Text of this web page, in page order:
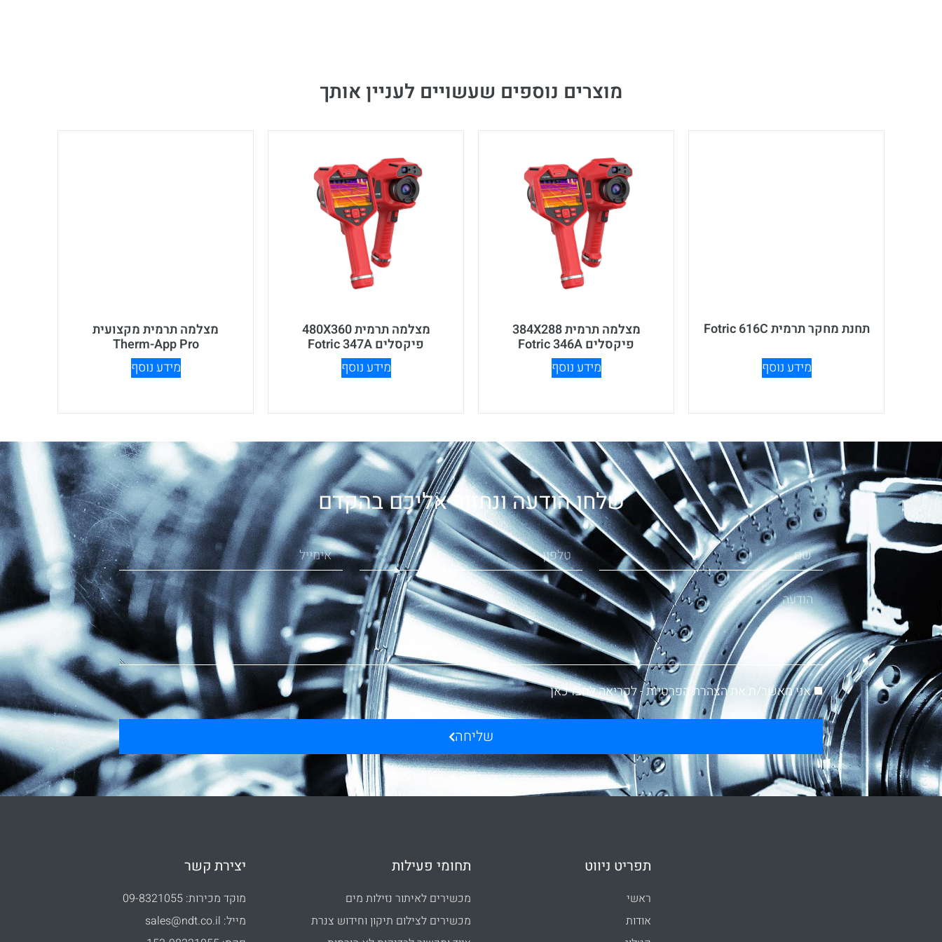
מוצרים נוספים שעשויים לעניין אותך
תחנת מחקר תרמית Fotric 616C
מידע נוסף
מצלמה תרמית 384X288
פיקסלים Fotric 346A
מידע נוסף
מצלמה תרמית 480X360
פיקסלים Fotric 347A
מידע נוסף
מצלמה תרמית מקצועית
Therm-App Pro
מידע נוסף
שלחו הודעה ונחזור אליכם בהקדם
אני מאשר/ת את הצהרת הפרטיות -לקריאה לחצו כאן
שליחה
תפריט ניווט
ראשי
אודות
תחומי פעילות
מכשירים לאיתור נזילות מים
מכשירים לצילום תיקון וחידוש צנרת
יצירת קשר
מוקד מכירות: 09-8321055
מייל: sales@ndt.co.il